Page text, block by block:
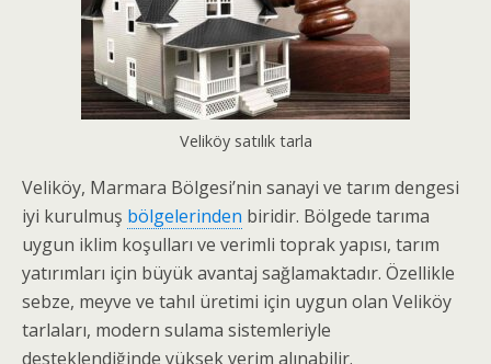
Veliköy satılık tarla
Veliköy, Marmara Bölgesi’nin sanayi ve tarım dengesi
iyi kurulmuş bölgelerinden biridir. Bölgede tarıma
uygun iklim koşulları ve verimli toprak yapısı, tarım
yatırımları için büyük avantaj sağlamaktadır. Özellikle
sebze, meyve ve tahıl üretimi için uygun olan Veliköy
tarlaları, modern sulama sistemleriyle
desteklendiğinde yüksek verim alınabilir.